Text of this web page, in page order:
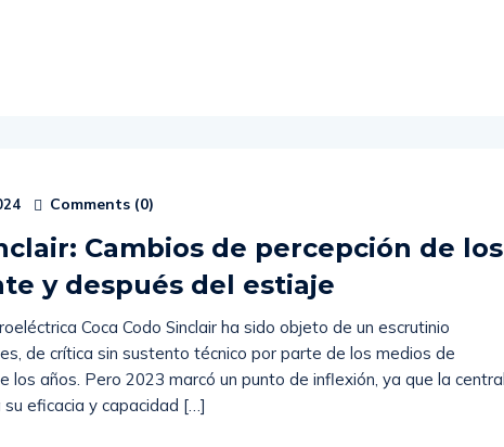
Comments (0)
Cambios de percepción de los
y después del estiaje
Coca Codo Sinclair ha sido objeto de un escrutinio
de crítica sin sustento técnico por parte de los medios de
los años. Pero 2023 marcó un punto de inflexión, ya que la central
eficacia y capacidad […]